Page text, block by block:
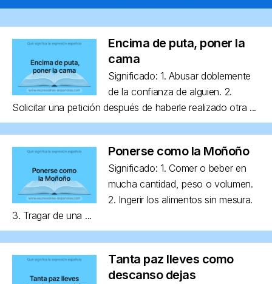
Encima de puta, poner la
cama
Significado: 1. Abusar doblemente
de la confianza de alguien. 2.
Solicitar una petición después de haberle realizado otra ...
Ponerse como la Moñoño
Significado: 1. Comer o beber en
mucha cantidad, peso o volumen.
2. Ingerir los alimentos sin mesura.
3. Tragar de una ...
Tanta paz lleves como
descanso dejas